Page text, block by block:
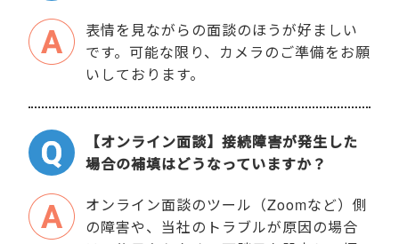
表情を見ながらの面談のほうが好ましい
です。可能な限り、カメラのご準備をお願
いしております。
【オンライン面談】接続障害が発生した
場合の補填はどうなっていますか？
オンライン面談のツール（Zoomなど）側
の障害や、当社のトラブルが原因の場合